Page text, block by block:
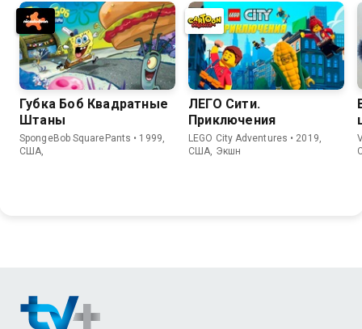
Губка Боб Квадратные
Штаны
SpongeBob SquarePants • 1999,
США,
ЛЕГО Сити.
Приключения
LEGO City Adventures • 2019,
США, Экшн